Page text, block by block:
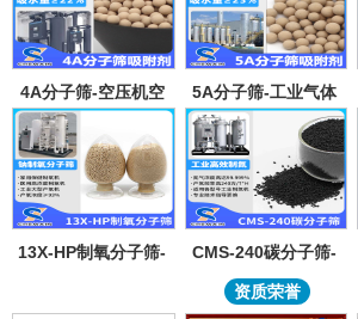
4A分子筛-空压机空
气气体吸水干燥颗粒-
溶剂试剂深度除水分
子筛吸附球
5A分子筛-工业气体
吸附纯化-溶剂深度除
水-混合气吸附分离
13X-HP制氧分子筛-
筛95氧浓度-制氧钠分
CMS-240碳分子筛-
工业制氮机吸附剂炭
分子筛-99.999%浓度
资质荣誉